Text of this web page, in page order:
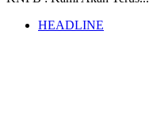
HEADLINE